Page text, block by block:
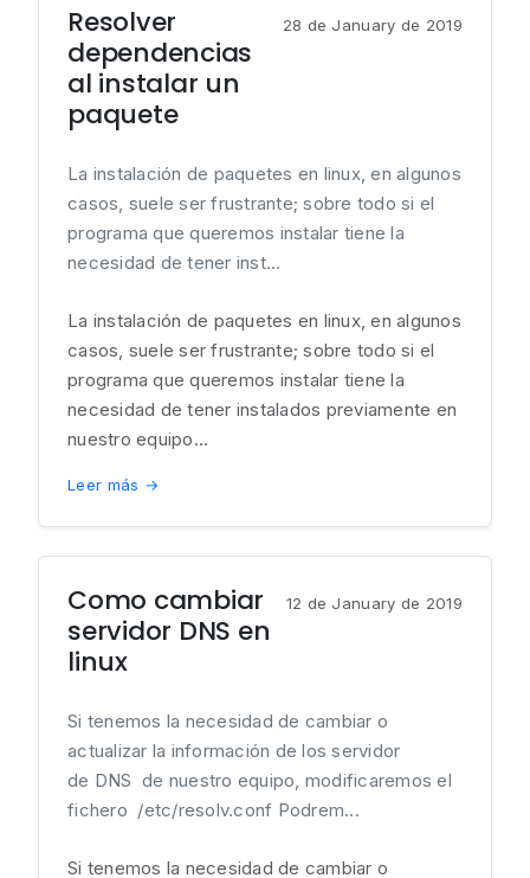
Resolver
dependencias
al instalar un
paquete
28 de January de 2019
La instalación de paquetes en linux, en algunos
casos, suele ser frustrante; sobre todo si el
programa que queremos instalar tiene la
necesidad de tener inst...
La instalación de paquetes en linux, en algunos
casos, suele ser frustrante; sobre todo si el
programa que queremos instalar tiene la
necesidad de tener instalados previamente en
nuestro equipo...
Leer más →
Como cambiar
servidor DNS en
linux
12 de January de 2019
Si tenemos la necesidad de cambiar o
actualizar la información de los servidor
de DNS de nuestro equipo, modificaremos el
fichero /etc/resolv.conf Podrem...
Si tenemos la necesidad de cambiar o